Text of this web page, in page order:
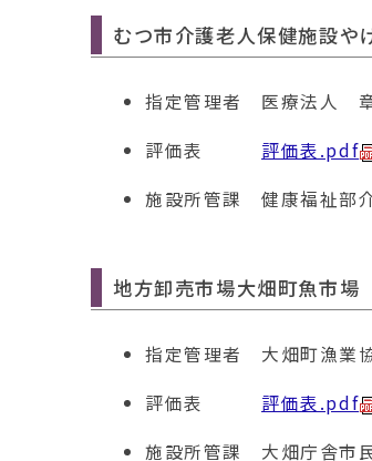
むつ市介護老人保健施設や
指定管理者
医療法人
評価表
評価表.pdf
施設所管課
健康福祉
地方卸売市場大畑町魚市場
指定管理者
大畑町漁業
評価表
評価表.pdf
施設所管課
大畑庁舎